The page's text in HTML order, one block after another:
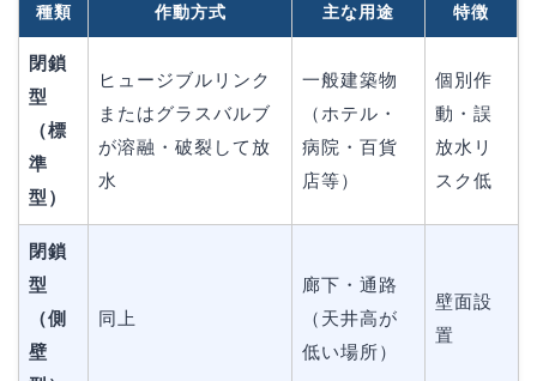
種類 作動方式 主な用途 特徴
閉鎖
型
（標
準
型）
ヒュージブルリンク
またはグラスバルブ
が溶融・破裂して放
水
一般建築物
（ホテル・
病院・百貨
店等）
個別作
動・誤
放水リ
スク低
閉鎖
型
（側
壁
同上
廊下・通路
（天井高が
低い場所）
壁面設
置